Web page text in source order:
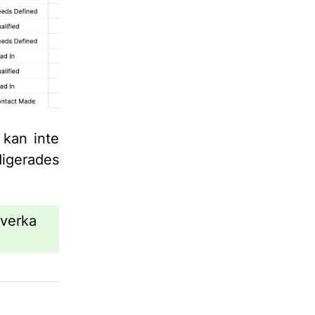
inte